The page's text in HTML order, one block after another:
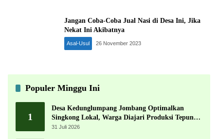
Jangan Coba-Coba Jual Nasi di Desa Ini, Jika
Nekat Ini Akibatnya
Asal-Usul 26 November 2023
Populer Minggu Ini
1
Desa Kedunglumpang Jombang Optimalkan
Singkong Lokal, Warga Diajari Produksi Tepung
Mocaf
31 Juli 2026